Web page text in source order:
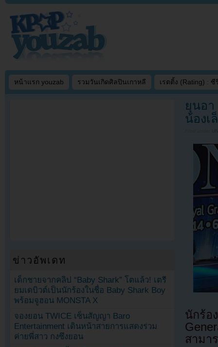
หน้าแรก youzab รวมวันเกิดศิลปินเกาหลี เรตติ้ง (Rating) : ซี
ยุนอา
น้องเ
นักร้
สามา
ข่าวอัพเดท
เด็กชายจากคลิป “Baby Shark” โตแล้ว! เตรี
ยมเดบิวต์เป็นนักร้องในชื่อ Baby Shark Boy
พร้อมจูฮอน MONSTA X
จองยอน TWICE เซ็นสัญญา Baro
Entertainment เดินหน้าสายการแสดงร่วม
ค่ายพี่สาว กงซึงยอน